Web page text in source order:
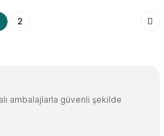
2
ambalajlarla güvenli şekilde